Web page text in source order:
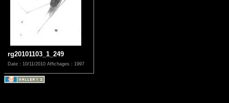
rg20101103_1_249
Date : 10/11/2010 Affichages : 1997